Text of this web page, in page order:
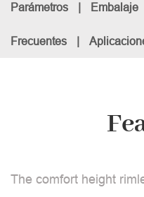
Parámetros | Embalaje
Frecuentes |
The comfort height